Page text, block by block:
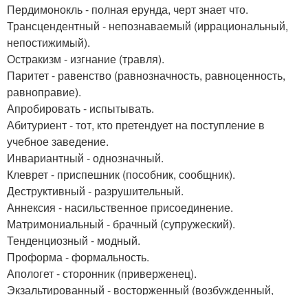
Пердимонокль - полная ерунда, черт знает что.
Трансцендентный - непознаваемый (иррациональный,
непостижимый).
Остракизм - изгнание (травля).
Паритет - равенство (равнозначность, равноценность,
равноправие).
Апробировать - испытывать.
Абитуриент - тот, кто претендует на поступление в
учебное заведение.
Инвариантный - однозначный.
Клеврет - приспешник (пособник, сообщник).
Деструктивный - разрушительный.
Аннексия - насильственное присоединение.
Матримониальный - брачный (супружеский).
Тенденциозный - модный.
Проформа - формальность.
Апологет - сторонник (приверженец).
Экзальтированный - восторженный (возбужденный,